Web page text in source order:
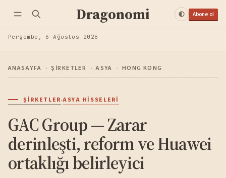
Dragonomi Abone ol
Perşembe, 6 Ağustos 2026
ANASAYFA › ŞIRKETLER › ASYA › HONG KONG
ŞIRKETLER·ASYA HISSELERI
GAC Group — Zarar
derinleşti, reform ve Huawei
ortaklığı belirleyici